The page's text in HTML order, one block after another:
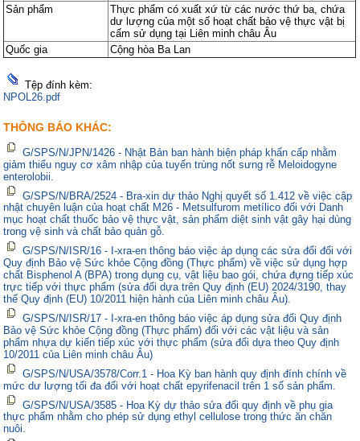
Sản phẩm
Thực phẩm có xuất xứ từ các nước thứ ba, chứa
dư lượng của một số hoạt chất bảo vệ thực vật bị
cấm sử dụng tại Liên minh châu Âu
Quốc gia
Cộng hòa Ba Lan
Tệp đính kèm:
NPOL26.pdf
THÔNG BÁO KHÁC:
G/SPS/N/JPN/1426 - Nhật Bản ban hành biện pháp khẩn cấp nhằm
giảm thiểu nguy cơ xâm nhập của tuyến trùng nốt sưng rễ Meloidogyne
enterolobii.
G/SPS/N/BRA/2524 - Bra-xin dự thảo Nghị quyết số 1.412 về việc cập
nhật chuyên luận của hoạt chất M26 - Metsulfurom metílico đối với Danh
mục hoạt chất thuốc bảo vệ thực vật, sản phẩm diệt sinh vật gây hại dùng
trong vệ sinh và chất bảo quản gỗ.
G/SPS/N/ISR/16 - I-xra-en thông báo việc áp dụng các sửa đổi đối với
Quy định Bảo vệ Sức khỏe Cộng đồng (Thực phẩm) về việc sử dụng hợp
chất Bisphenol A (BPA) trong dụng cụ, vật liệu bao gói, chứa đựng tiếp xúc
trực tiếp với thực phẩm (sửa đổi dựa trên Quy định (EU) 2024/3190, thay
thế Quy định (EU) 10/2011 hiện hành của Liên minh châu Âu).
G/SPS/N/ISR/17 - I-xra-en thông báo việc áp dụng sửa đổi Quy định
Bảo vệ Sức khỏe Cộng đồng (Thực phẩm) đối với các vật liệu và sản
phẩm nhựa dự kiến tiếp xúc với thực phẩm (sửa đổi dựa theo Quy định
10/2011 của Liên minh châu Âu)
G/SPS/N/USA/3578/Corr.1 - Hoa Kỳ ban hành quy định đính chính về
mức dư lượng tối đa đối với hoạt chất epyrifenacil trên 1 số sản phẩm.
G/SPS/N/USA/3585 - Hoa Kỳ dự thảo sửa đổi quy định về phụ gia
thực phẩm nhằm cho phép sử dụng ethyl cellulose trong thức ăn chăn
nuôi.